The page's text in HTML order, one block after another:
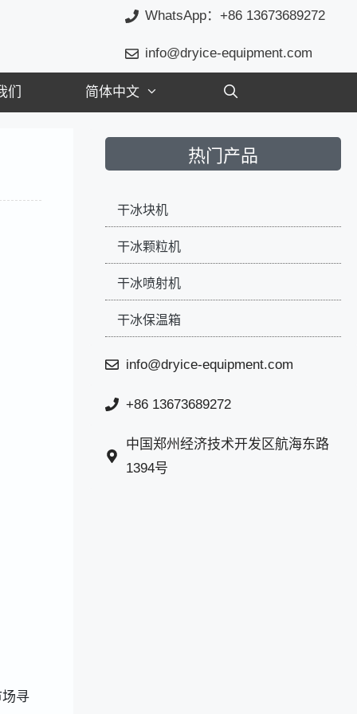
WhatsApp：+86 13673689272
info@dryice-equipment.com
们 简体中文
寻
热门产品
干冰块机
干冰颗粒机
干冰喷射机
干冰保温箱
info@dryice-equipment.com
+86 13673689272
中国郑州经济技术开发区航海东路
1394号